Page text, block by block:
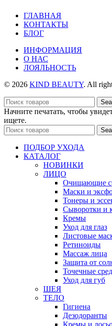
ГЛАВНАЯ
КОНТАКТЫ
БЛОГ
ИНФОРМАЦИЯ
О НАС
ЛОЯЛЬНОСТЬ
© 2026 KIND BEAUTY. All
Начните печатать, чтобы
ищете.
ПОДБОР УХОДА
КАТАЛОГ
НОВИНКИ
ЛИЦО
Очищающие
Маски и
Тонеры и
Сыворотки и
Кремы
Уход для глаз
Листовые
Ретиноиды
Массаж лица
Защита от
Точечные
Уход для губ
ШЕЯ
ТЕЛО
Гигиена
Дезодоранты
Кремы и